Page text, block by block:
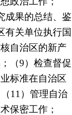
成果的总结、鉴
有关单位执行国
自治区的新产
（9）检查督促
标准在自治区
11）管理自治
保密工作；